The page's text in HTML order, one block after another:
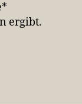
ergibt.